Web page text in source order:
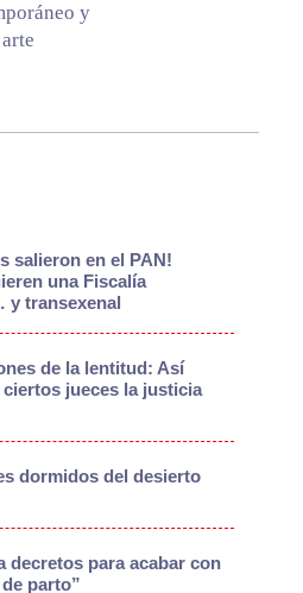
y
salieron en el PAN!
una Fiscalía
y transexenal
de la lentitud: Así
jueces la justicia
dormidos del desierto
decretos para acabar con
parto”